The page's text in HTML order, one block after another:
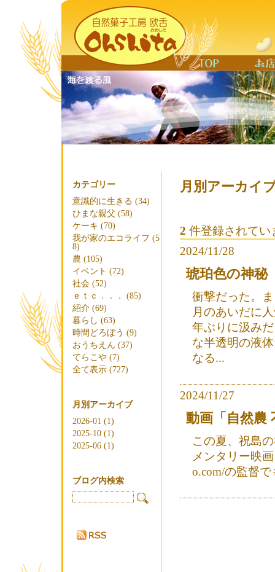
カテゴリー
意識的に生きる (34)
ひまな親父 (58)
ケーキ (70)
我が家のエコライフ (5
8)
農 (105)
イベント (72)
社会 (52)
ｅｔｃ．．． (85)
紹介 (69)
暮らし (63)
時間どろぼう (9)
おうちえん (37)
てらこや (7)
全て表示 (727)
月別アーカイブ
2026-01 (1)
2025-10 (1)
2025-06 (1)
ブログ内検索
月別アーカイ
2 件登録されてい
2024/11/28
琥珀色の神秘
衝撃だった。
月のあいだに
年ぶりに汲み
な半透明の液
なる...
2024/11/27
動画「自然農
この夏、祝島
メンタリー映
o.com/の監督